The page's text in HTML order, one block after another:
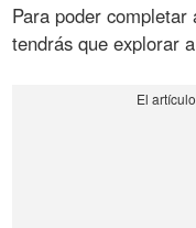
Para poder
tendrás que explorar